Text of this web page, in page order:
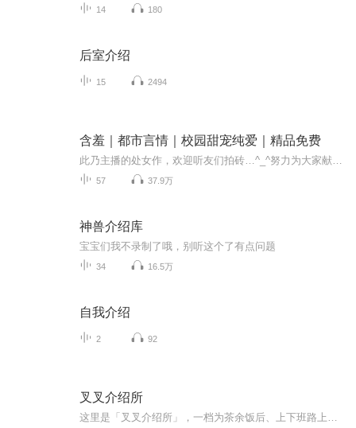
14 180
后室介绍
15 2494
含羞｜都市言情｜校园甜宠纯爱｜精品免费
57 37.9万
神兽介绍库
宝宝们我不录制了哦，别听这个了有点问题
34 16.5万
自我介绍
2 92
叉叉介绍所